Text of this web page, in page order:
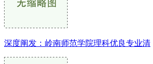
深度阐发：岭南师范学院理科优良专业清